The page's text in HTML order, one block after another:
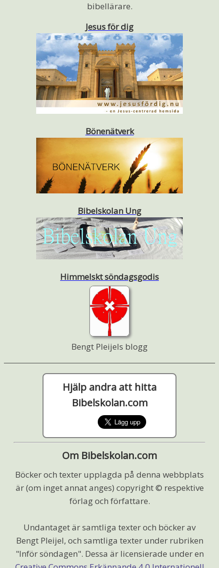
bibellärare.
Jesus för dig
Bönenätverk
Bibelskolan Ung
Himmelskt söndagsgodis
Bengt Pleijels blogg
Hjälp andra att hitta
Bibelskolan.com
Om Bibelskolan.com
Böcker och texter upplagda på denna webbplats
är (om inget annat anges) copyright © respektive
förlag och författare.
Undantaget är samtliga texter och böcker av
Bengt Pleijel, och samtliga texter under rubriken
"Inför söndagen". Dessa är licensierade under en